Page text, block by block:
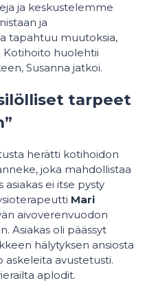
ja keskustelemme
ja
tapahtuu muutoksia,
Kotihoito huolehtii
Susanna jatkoi.
tarpeet
herätti kotihoidon
joka mahdollistaa
asiakas ei itse pysty
Mari
aivoverenvuodon
Asiakas oli päässyt
hälytyksen ansiosta
avustetusti.
aplodit.